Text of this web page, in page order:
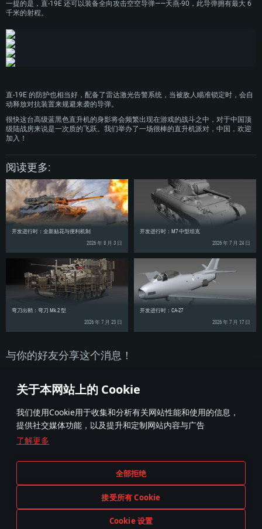
关于本网站上的 Cookie
我们使用Cookie用于收集和分析有关网站性能和使用的信息，
提供社交媒体功能，以及提升和定制网站内容与广告
了解更多
全部拒绝
接受所有 Cookie
Cookie 设置
硬盘空间: 75.9 GB (完整客户端)
硬盘空间：62.2 GB (完整客户端)
内的版本)。
网络：宽带网络连接
硬盘空间：62.2 GB (完整客户端)
一提的是，直-19E 还可以装备全向攻击空空导弹——天燕-90，此导弹拥有最大 6
千米的射程。
直-19E 的防护也相当好，配备了雷达激光告警系统，当被敌人瞄准锁定时，会自
动释放对抗装置来规避来袭的导弹。
很快这台高级蓝黑色直升机的身影将会频繁出现在游戏的战斗之中，对于中国顶
级陆战房来说是一次质的飞跃。我们举办了一场很棒的直升机派对，中国，欢迎
加入！
阅读更多:
开发进行时：全新贴花与便利机制
2026 年 8 月 3 日
开发进行时：M7 中型坦克
2026 年 7 月 24 日
弯刀出鞘：弯刀 Mk.2 型
2026 年 7 月 23 日
开发进行时：CA-27
2026 年 7 月 17 日
与你的好友分享这个消息！